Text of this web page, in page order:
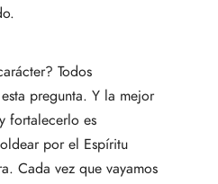
Todos
pregunta. Y la mejor
fortalecerlo es
por el Espíritu
Cada vez que vayamos